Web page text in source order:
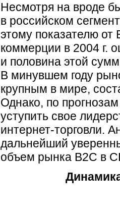
Несмотря на вроде
в российском
этому показателю
коммерции в 2004 г.
и половина этой
В минувшем году
крупным в мире,
Однако, по
уступить свое
интернет-торговли.
дальнейший
объем рынка B2C в